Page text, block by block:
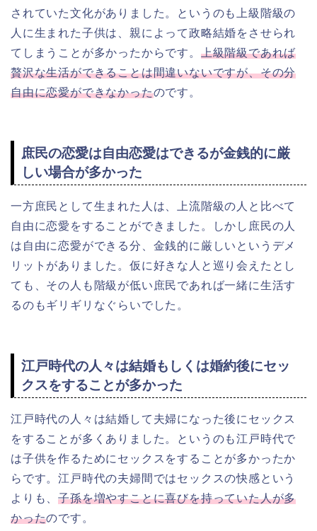
されていた文化がありました。というのも上級階級の
人に生まれた子供は、親によって政略結婚をさせられ
てしまうことが多かったからです。 上級階級であれば
贅沢な生活ができることは間違いないですが、その分
自由に恋愛ができなかったのです。
庶民の恋愛は自由恋愛はできるが金銭的に厳
しい場合が多かった
一方庶民として生まれた人は、上流階級の人と比べて
自由に恋愛をすることができました。しかし庶民の人
は自由に恋愛ができる分、金銭的に厳しいというデメ
リットがありました。仮に好きな人と巡り会えたとし
ても、その人も階級が低い庶民であれば一緒に生活す
るのもギリギリなぐらいでした。
江戸時代の人々は結婚もしくは婚約後にセッ
クスをすることが多かった
江戸時代の人々は結婚して夫婦になった後にセックス
をすることが多くありました。というのも江戸時代で
は子供を作るためにセックスをすることが多かったか
らです。江戸時代の夫婦間ではセックスの快感という
よりも、子孫を増やすことに喜びを持っていた人が多
かったのです。